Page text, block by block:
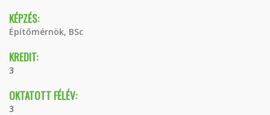
KÉPZÉS:
Építőmérnök, BSc
KREDIT:
3
OKTATOTT FÉLÉV:
3